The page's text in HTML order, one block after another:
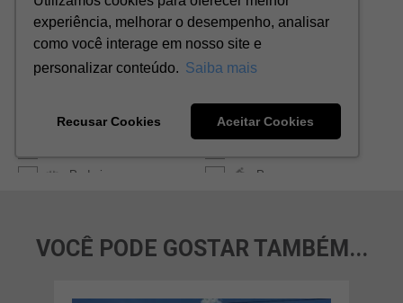
VOCÊ PODE GOSTAR TAMBÉM...